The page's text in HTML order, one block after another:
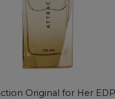
Original for Her EDP